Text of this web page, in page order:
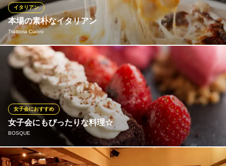
ONE THE DINER
肉料理が自慢のお店
ＪＲ目黒駅 徒歩6分
東京都品川区上大崎1-1-14 1F
本場の素朴なイタリアン
Trattoria Ciaoro
イタリアン
イタリアでの研鑽を積んだシェフが作る本格イタリアン。 シェフ
の拘りが詰まった”本場のラザニア”などご提供
Trattoria Ciaoro
炭火焼・イタリアン
ＪＲ目黒駅西口 徒歩3分
東京都目黒区下目黒1-3-28 サンウッド目黒B1
女子会にもぴったりな料理☆
BOSQUE
女子会におすすめ
女性に人気のメニューも勢ぞろい！ランチ利用も人気です